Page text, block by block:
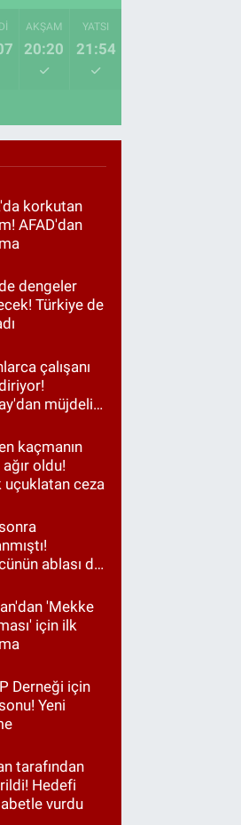
AKŞAM
20:20
YATSI
21:54
korkutan
AFAD'dan
dengeler
Türkiye de
çalışanı
müjdeli
kaçmanın
oldu!
uçuklatan ceza
ablası da
'Mekke
için ilk
Derneği için
Yeni
tarafından
Hedefi
vurdu